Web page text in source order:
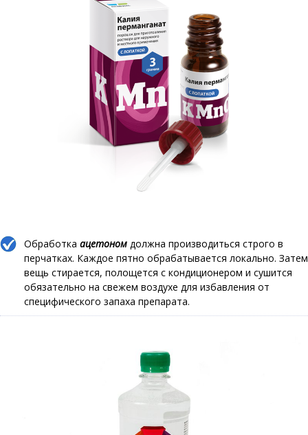
Обработка ацетоном должна производиться строго в
перчатках. Каждое пятно обрабатывается локально. Затем
вещь стирается, полощется с кондиционером и сушится
обязательно на свежем воздухе для избавления от
специфического запаха препарата.